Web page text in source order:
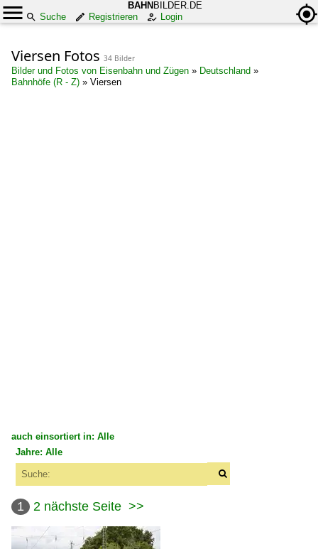
BAHN BILDER.DE
Suche
Registrieren Login
Viersen Fotos 34 Bilder
Bilder und Fotos von Eisenbahn und Zügen » Deutschland »
Bahnhöfe (R - Z) » Viersen
auch einsortiert in: Alle
Alle Kategorien
Belgien
E-Loks | Mehrsystem
Jahre: Alle
2007
1 2 nächste Seite >>